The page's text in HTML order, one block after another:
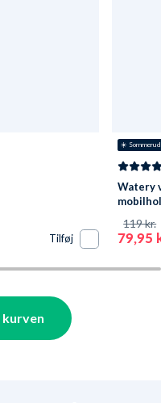
Tilføj
☀️
Watery
79,95
119 kr.